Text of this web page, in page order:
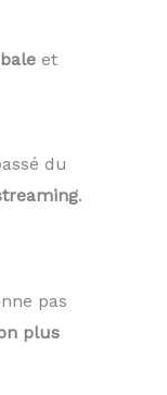
et
du
.
pas
plus